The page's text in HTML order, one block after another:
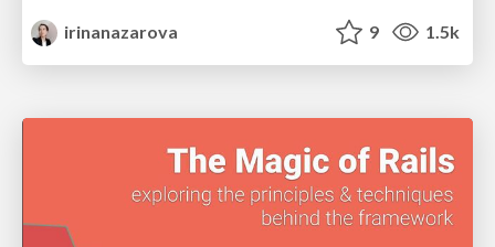
irinanazarova
9 1.5k